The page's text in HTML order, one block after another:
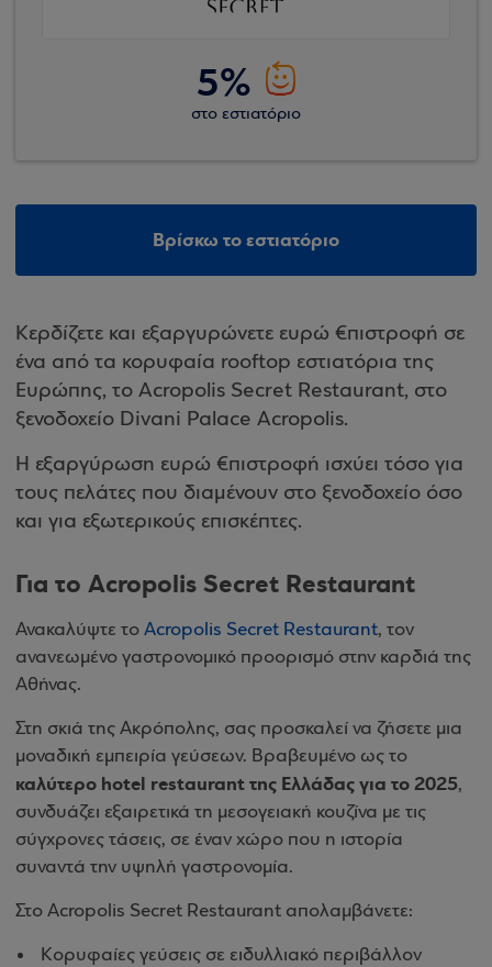
5%
στο εστιατόριο
Βρίσκω το εστιατόριο
Κερδίζετε και εξαργυρώνετε ευρώ €πιστροφή σε
ένα από τα κορυφαία rooftop εστιατόρια της
Ευρώπης, το Acropolis Secret Restaurant, στο
ξενοδοχείο Divani Palace Acropolis.
Η εξαργύρωση ευρώ €πιστροφή ισχύει τόσο για
τους πελάτες που διαμένουν στο ξενοδοχείο όσο
και για εξωτερικούς επισκέπτες.
Για τo Acropolis Secret Restaurant
Ανακαλύψτε το Acropolis Secret Restaurant, τον
ανανεωμένο γαστρονομικό προορισμό στην καρδιά της
Αθήνας.
Στη σκιά της Ακρόπολης, σας προσκαλεί να ζήσετε μια
μοναδική εμπειρία γεύσεων. Βραβευμένο ως το
καλύτερο hotel restaurant της Ελλάδας για το 2025,
συνδυάζει εξαιρετικά τη μεσογειακή κουζίνα με τις
σύγχρονες τάσεις, σε έναν χώρο που η ιστορία
συναντά την υψηλή γαστρονομία.
Στο Acropolis Secret Restaurant απολαμβάνετε:
Κορυφαίες γεύσεις σε ειδυλλιακό περιβάλλον